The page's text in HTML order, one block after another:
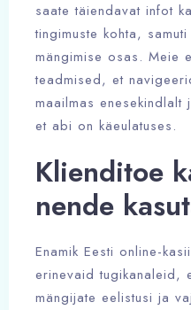
saate täiendavat infot
tingimuste kohta,
mängimise osas. Meie
teadmised, et
maailmas
et abi on käeulatuses.
Klienditoe
nende
Enamik Eesti online-
erinevaid tugikanaleid,
mängijate eelistusi ja